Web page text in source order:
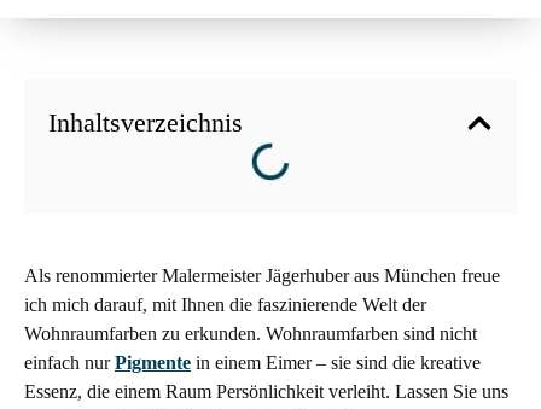
Inhaltsverzeichnis
Als renommierter Malermeister Jägerhuber aus München freue
ich mich darauf, mit Ihnen die faszinierende Welt der
Wohnraumfarben zu erkunden. Wohnraumfarben sind nicht
einfach nurPigmente in einem Eimer – sie sind die kreative
Essenz, die einem Raum Persönlichkeit verleiht. Lassen Sie uns